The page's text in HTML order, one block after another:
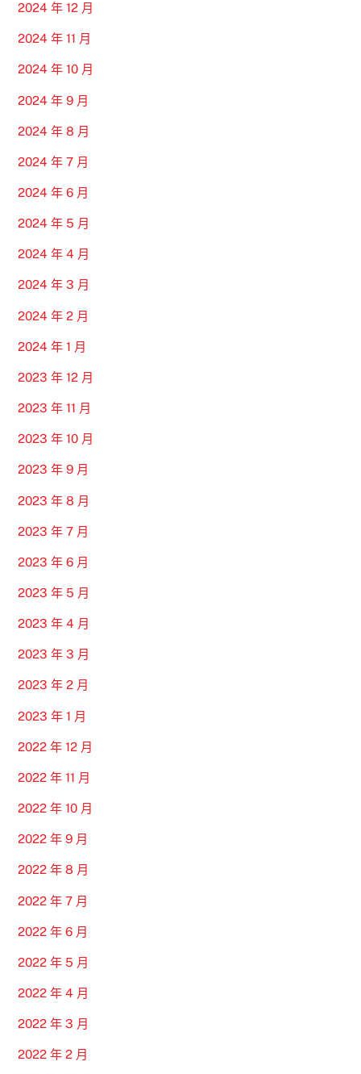
2024 年 12 月
2024 年 11 月
2024 年 10 月
2024 年 9 月
2024 年 8 月
2024 年 7 月
2024 年 6 月
2024 年 5 月
2024 年 4 月
2024 年 3 月
2024 年 2 月
2024 年 1 月
2023 年 12 月
2023 年 11 月
2023 年 10 月
2023 年 9 月
2023 年 8 月
2023 年 7 月
2023 年 6 月
2023 年 5 月
2023 年 4 月
2023 年 3 月
2023 年 2 月
2023 年 1 月
2022 年 12 月
2022 年 11 月
2022 年 10 月
2022 年 9 月
2022 年 8 月
2022 年 7 月
2022 年 6 月
2022 年 5 月
2022 年 4 月
2022 年 3 月
2022 年 2 月